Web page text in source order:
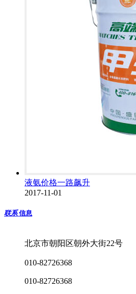
液氨价格一路飙升
2017-11-01
联系信息
北京市朝阳区朝外大街22号
010-82726368
010-82726368